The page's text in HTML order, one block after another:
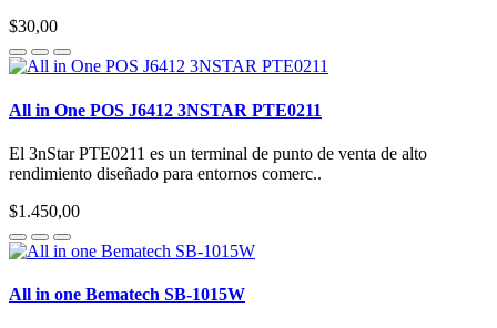
$30,00
All in One POS J6412 3NSTAR PTE0211
El 3nStar PTE0211 es un terminal de punto de venta de alto
rendimiento diseñado para entornos comerc..
$1.450,00
All in one Bematech SB-1015W